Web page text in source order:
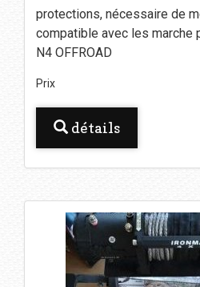
protections, nécessaire de
compatible avec les marche
N4 OFFROAD
Prix
détails